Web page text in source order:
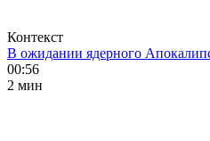
Контекст
В ожидании ядерного
00:56
2 мин